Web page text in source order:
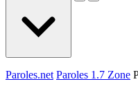
Paroles.net Paroles 1.7 Zone